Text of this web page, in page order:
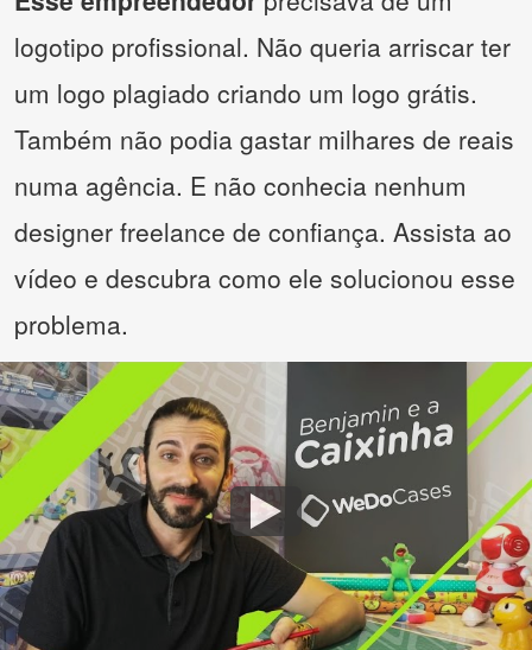
logotipo profissional. Não queria arriscar ter
um logo plagiado criando um logo grátis.
Também não podia gastar milhares de reais
numa agência. E não conhecia nenhum
designer freelance de confiança. Assista ao
vídeo e descubra como ele solucionou esse
problema.